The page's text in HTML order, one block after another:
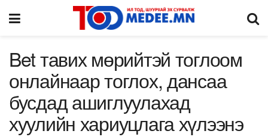
Bet тавих мөрийтэй тоглоом
онлайнаар тоглох, дансаа
бусдад ашиглуулахад
хуулийн хариуцлага хүлээнэ